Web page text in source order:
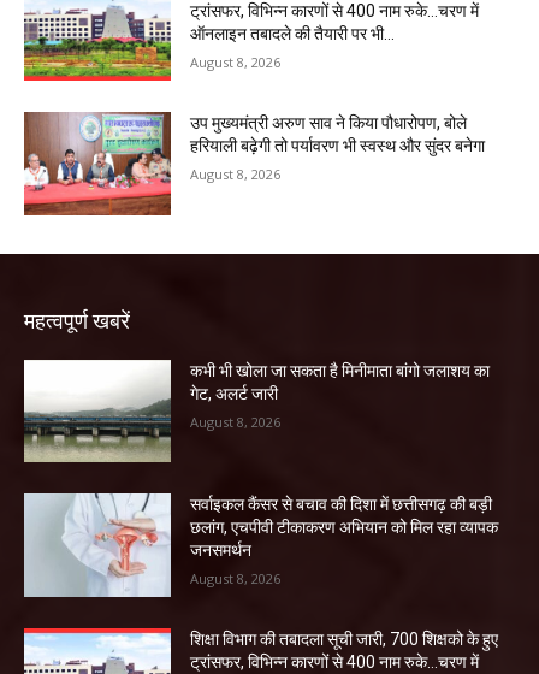
ट्रांसफर, विभिन्न कारणों से 400 नाम रुके…चरण में
ऑनलाइन तबादले की तैयारी पर भी...
August 8, 2026
उप मुख्यमंत्री अरुण साव ने किया पौधारोपण, बोले
हरियाली बढ़ेगी तो पर्यावरण भी स्वस्थ और सुंदर बनेगा
August 8, 2026
महत्वपूर्ण खबरें
कभी भी खोला जा सकता है मिनीमाता बांगो जलाशय का
गेट, अलर्ट जारी
August 8, 2026
सर्वाइकल कैंसर से बचाव की दिशा में छत्तीसगढ़ की बड़ी
छलांग, एचपीवी टीकाकरण अभियान को मिल रहा व्यापक
जनसमर्थन
August 8, 2026
शिक्षा विभाग की तबादला सूची जारी, 700 शिक्षको के हुए
ट्रांसफर, विभिन्न कारणों से 400 नाम रुके…चरण में